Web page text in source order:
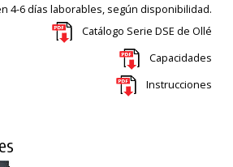
4-6 días laborables, según disponibilidad.
Catálogo Serie DSE de Ollé
Capacidades
Instrucciones